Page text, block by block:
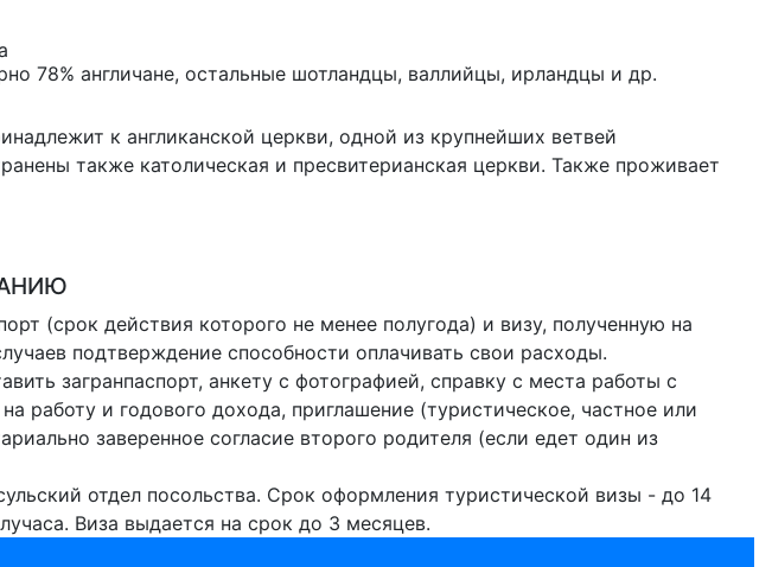
78% англичане, остальные шотландцы, валлийцы, ирландцы и др.
к англиканской церкви, одной из крупнейших ветвей
также католическая и пресвитерианская церкви. Также проживает
(срок действия которого не менее полугода) и визу, полученную на
подтверждение способности оплачивать свои расходы.
загранпаспорт, анкету с фотографией, справку с места работы с
работу и годового дохода, приглашение (туристическое, частное или
заверенное согласие второго родителя (если едет один из
отдел посольства. Срок оформления туристической визы - до 14
Виза выдается на срок до 3 месяцев.